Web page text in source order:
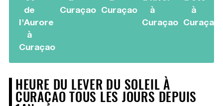
de
l'Aurore
à
Curaçao
Curaçao Curaçao
à
Curaçao
à
Curaçao
HEURE DU LEVER DU SOLEIL À
CURAÇAO TOUS LES JOURS DEPUIS